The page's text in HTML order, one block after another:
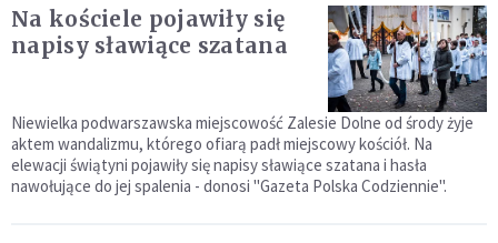
Na kościele pojawiły się
napisy sławiące szatana
Niewielka podwarszawska miejscowość Zalesie Dolne od środy żyje
aktem wandalizmu, którego ofiarą padł miejscowy kościół. Na
elewacji świątyni pojawiły się napisy sławiące szatana i hasła
nawołujące do jej spalenia - donosi "Gazeta Polska Codziennie".